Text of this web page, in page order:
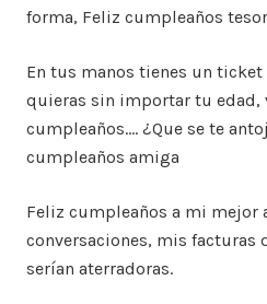
forma, Feliz cumpleaños
En tus manos tienes un
quieras sin importar tu edad,
cumpleaños…. ¿Que se te
cumpleaños amiga
Feliz cumpleaños a mi mejor
conversaciones, mis facturas
serían aterradoras.